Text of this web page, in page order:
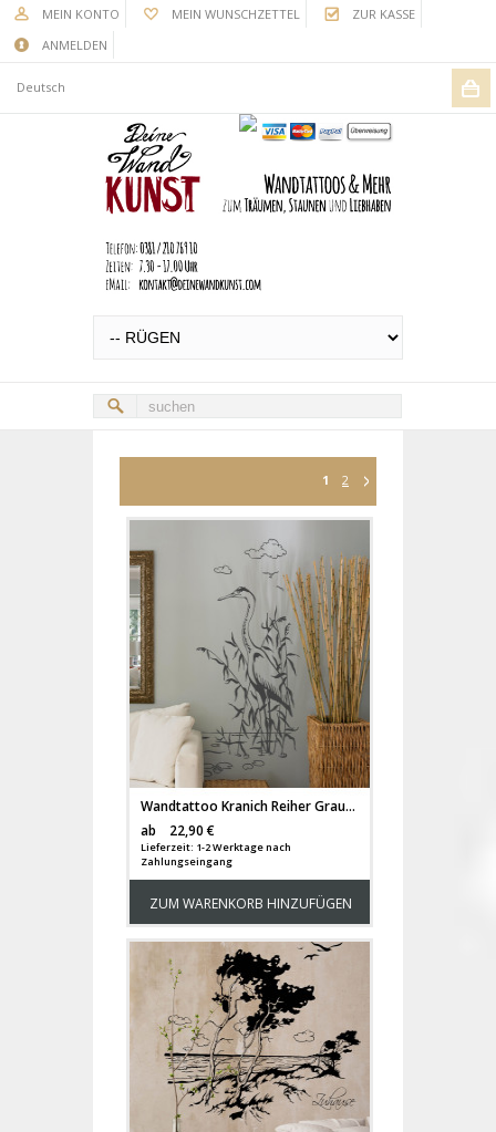
MEIN KONTO MEIN WUNSCHZETTEL
ZUR KASSE
ANMELDEN
Deutsch
1 2
Wandtattoo Kranich Reiher Graureiher M1495
ab
22,90 €
Lieferzeit: 1-2 Werktage nach
Zahlungseingang
ZUM WARENKORB HINZUFÜGEN